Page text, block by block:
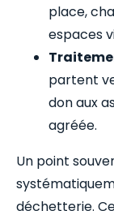
place,
espaces
partent
don aux
agréée.
Un point
déchetterie.